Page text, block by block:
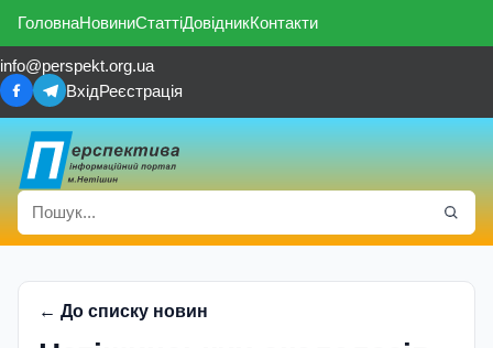
ГоловнаНовиниСтаттіДовідникКонтакти
info@perspekt.org.ua
ВхідРеєстрація
← До списку новин